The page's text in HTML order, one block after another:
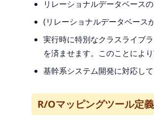
リレーショナルデータベース
(リレーショナルデータベース
実行時に特別なクラスライブ
を済ませます。このことによ
基幹系システム開発に対応し
R/Oマッピングツール定義